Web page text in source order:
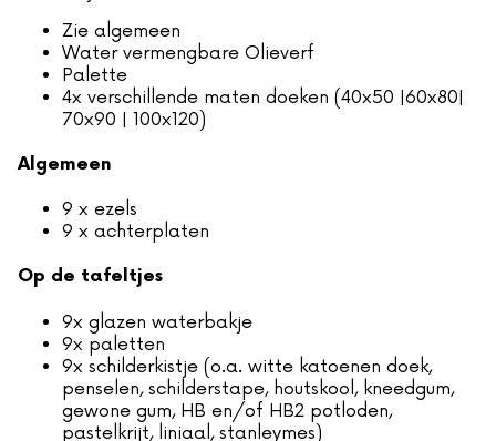
Zie algemeen
Water vermengbare Olieverf
Palette
4x verschillende maten doeken (40x50 |60x80|
70x90 | 100x120)
Algemeen
9 x ezels
9 x achterplaten
Op de tafeltjes
9x glazen waterbakje
9x paletten
9x schilderkistje (o.a. witte katoenen doek,
penselen, schilderstape, houtskool, kneedgum,
gewone gum, HB en/of HB2 potloden,
pastelkrijt, liniaal, stanleymes)